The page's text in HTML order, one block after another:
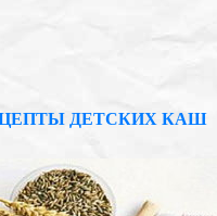
ДЕТСКИХ КАШ